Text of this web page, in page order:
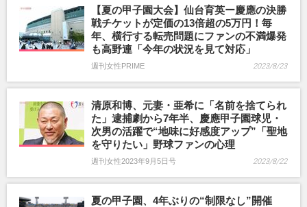
【夏の甲子園大会】仙台育英ー慶應の決勝
戦チケットが定価の13倍超の5万円！毎
年、横行する転売問題にファンの不満爆発
も高野連「今年の状況を見て対応」
週刊女性PRIME 2023/8/23
清原和博、元妻・亜希に「名前を捨てられ
た」逮捕劇から7年半、慶應甲子園球児・
次男の活躍で“地味に好感度アップ”「聖地
を守りたい」野球ファンの心理
週刊女性2023年9月5日号 2023/8/22
夏の甲子園、4年ぶりの“制限なし”開催